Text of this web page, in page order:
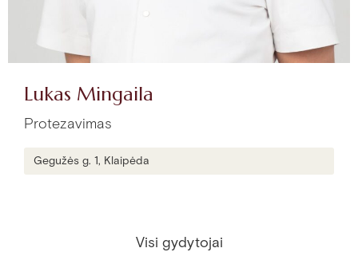
Lukas Mingaila
Protezavimas
Gegužės g. 1, Klaipėda
Visi gydytojai